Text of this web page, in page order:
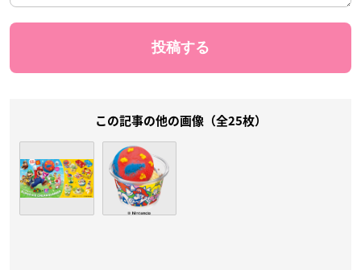
この記事の他の画像（全25枚）